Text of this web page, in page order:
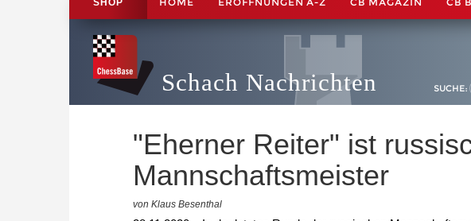
Schach Nachrichten SUCHE:
"Eherner Reiter" ist
Mannschaftsmeister
von Klaus Besenthal